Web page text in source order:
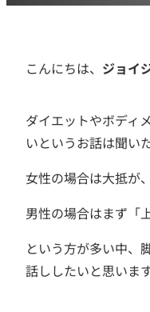
こんにちは、 ジョイ
ダイエットやボディ
いというお話は聞い
女性の場合は大抵が
男性の場合はまず「
という方が多い中、
話ししたいと思います